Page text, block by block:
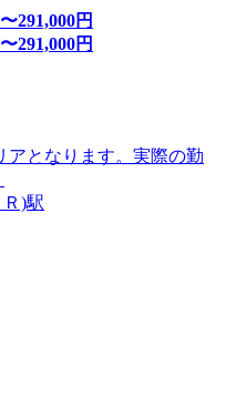
291,000円
291,000円
となります。実際の勤
)駅